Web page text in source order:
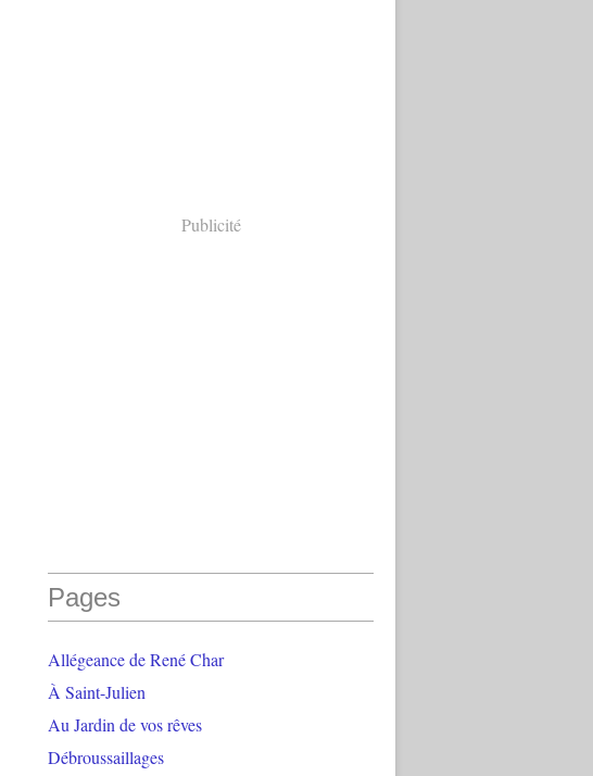
Publicité
Pages
Allégeance de René Char
À Saint-Julien
Au Jardin de vos rêves
Débroussaillages